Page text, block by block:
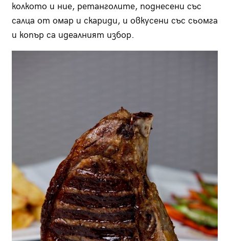
колкото и ние, ретанголите, поднесени със
салца от омар и скариди, и овкусени със сьомга
и копър са идеалният избор.